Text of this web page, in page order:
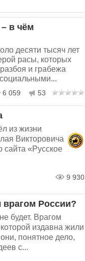
в чём
десяти тысяч лет
расы, которых
и грабежа
6 059 53
из жизни
Викторовича
«Русское
9 930
врагом России?
будет. Врагом
издавна жили
понятное дело,
с...